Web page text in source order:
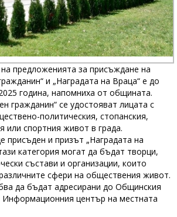
предложенията за присъждане на
и „Наградата на Враца“ е до
година, напомниха от общината.
гражданин“ се удостояват лицата с
политическия, стопанския,
или спортния живот в града.
присъден и призът „Наградата на
категория могат да бъдат творци,
състави и организации, които
сфери на обществения живот.
да бъдат адресирани до Общинския
Информационния център на местната